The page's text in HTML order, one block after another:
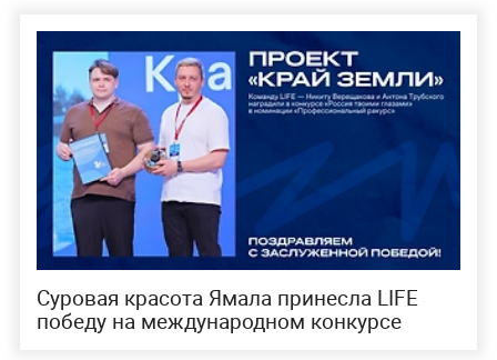
Суровая красота Ямала принесла LIFE
победу на международном конкурсе